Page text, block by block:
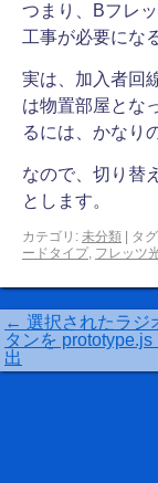
つまり、Bフレ
工事が必要にな
実は、加入者回
は物置部屋とな
るには、かなり
なので、切り替
とします。
カテゴリ: 未分類 タ
ードタイプ, フレッツ
← 選択されたラジ
タンを prototype.js
出